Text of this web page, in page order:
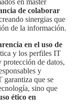
de colaborar
sinergias que
de la información.
en el uso de
y los perfiles IT
de datos,
y
garantiza que se
sino que
ético en